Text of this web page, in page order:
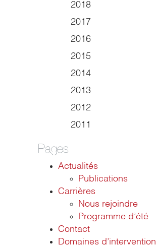
2018
2017
2016
2015
2014
2013
2012
2011
Pages
Actualités
Publications
Carrières
Nous rejoindre
Programme d’été
Contact
Domaines d’intervention